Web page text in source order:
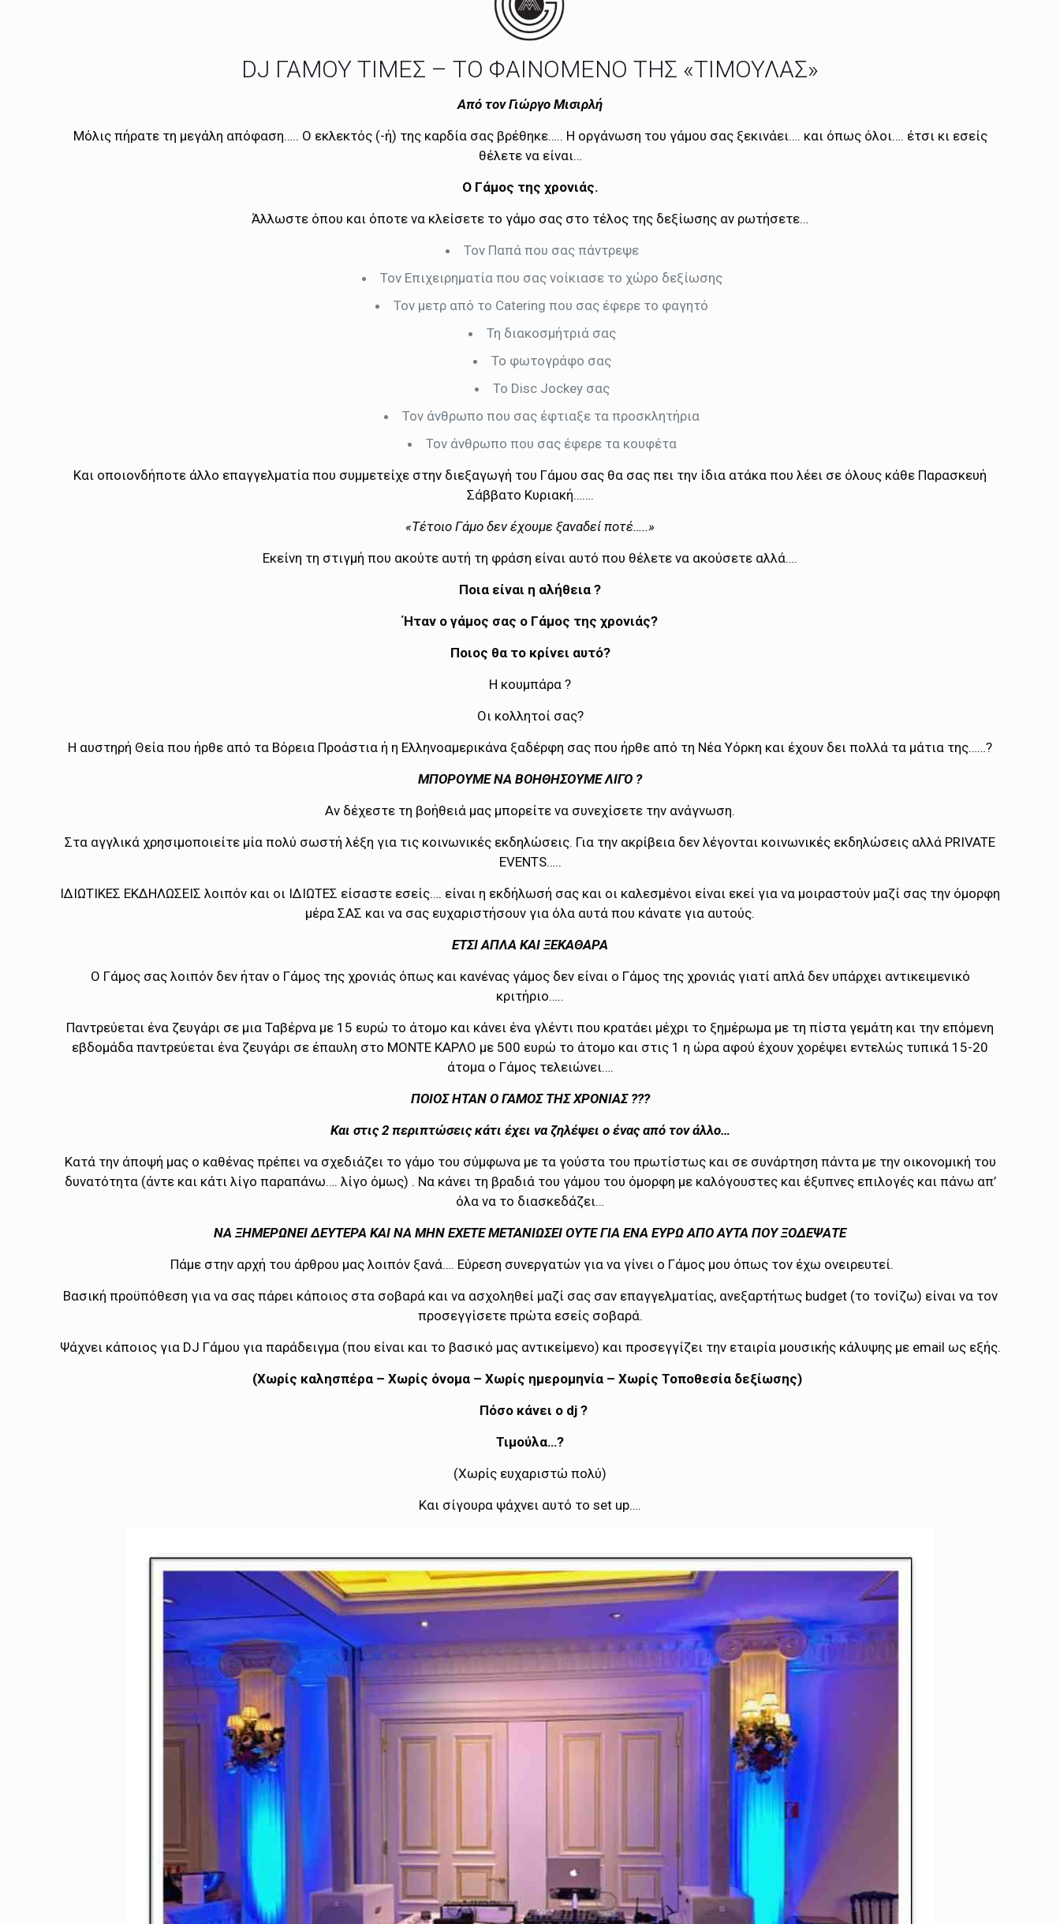
DJ ΓΑΜΟΥ ΤΙΜΕΣ – ΤΟ ΦΑΙΝΟΜΕΝΟ ΤΗΣ «ΤΙΜΟΥΛΑΣ»
Από τον Γιώργο Μισιρλή
Μόλις πήρατε τη μεγάλη απόφαση….. Ο εκλεκτός (-ή) της καρδία σας βρέθηκε….. Η οργάνωση του γάμου σας ξεκινάει…. και όπως όλοι…. έτσι κι εσείς
θέλετε να είναι…
Ο Γάμος της χρονιάς.
Άλλωστε όπου και όποτε να κλείσετε το γάμο σας στο τέλος της δεξίωσης αν ρωτήσετε…
Τον Παπά που σας πάντρεψε
Τον Επιχειρηματία που σας νοίκιασε το χώρο δεξίωσης
Τον μετρ από το Catering που σας έφερε το φαγητό
Τη διακοσμήτριά σας
Το φωτογράφο σας
Το Disc Jockey σας
Τον άνθρωπο που σας έφτιαξε τα προσκλητήρια
Τον άνθρωπο που σας έφερε τα κουφέτα
Και οποιονδήποτε άλλο επαγγελματία που συμμετείχε στην διεξαγωγή του Γάμου σας θα σας πει την ίδια ατάκα που λέει σε όλους κάθε Παρασκευή
Σάββατο Κυριακή…….
«Τέτοιο Γάμο δεν έχουμε ξαναδεί ποτέ…..»
Εκείνη τη στιγμή που ακούτε αυτή τη φράση είναι αυτό που θέλετε να ακούσετε αλλά….
Ποια είναι η αλήθεια ?
Ήταν ο γάμος σας ο Γάμος της χρονιάς?
Ποιος θα το κρίνει αυτό?
Η κουμπάρα ?
Οι κολλητοί σας?
Η αυστηρή Θεία που ήρθε από τα Βόρεια Προάστια ή η Ελληνοαμερικάνα ξαδέρφη σας που ήρθε από τη Νέα Υόρκη και έχουν δει πολλά τα μάτια της……?
ΜΠΟΡΟΥΜΕ ΝΑ ΒΟΗΘΗΣΟΥΜΕ ΛΙΓΟ ?
Αν δέχεστε τη βοήθειά μας μπορείτε να συνεχίσετε την ανάγνωση.
Στα αγγλικά χρησιμοποιείτε μία πολύ σωστή λέξη για τις κοινωνικές εκδηλώσεις. Για την ακρίβεια δεν λέγονται κοινωνικές εκδηλώσεις αλλά PRIVATE
EVENTS…..
ΙΔΙΩΤΙΚΕΣ ΕΚΔΗΛΩΣΕΙΣ λοιπόν και οι ΙΔΙΩΤΕΣ είσαστε εσείς…. είναι η εκδήλωσή σας και οι καλεσμένοι είναι εκεί για να μοιραστούν μαζί σας την όμορφη
μέρα ΣΑΣ και να σας ευχαριστήσουν για όλα αυτά που κάνατε για αυτούς.
ΕΤΣΙ ΑΠΛΑ ΚΑΙ ΞΕΚΑΘΑΡΑ
Ο Γάμος σας λοιπόν δεν ήταν ο Γάμος της χρονιάς όπως και κανένας γάμος δεν είναι ο Γάμος της χρονιάς γιατί απλά δεν υπάρχει αντικειμενικό
κριτήριο…..
Παντρεύεται ένα ζευγάρι σε μια Ταβέρνα με 15 ευρώ το άτομο και κάνει ένα γλέντι που κρατάει μέχρι το ξημέρωμα με τη πίστα γεμάτη και την επόμενη
εβδομάδα παντρεύεται ένα ζευγάρι σε έπαυλη στο ΜΟΝΤΕ ΚΑΡΛΟ με 500 ευρώ το άτομο και στις 1 η ώρα αφού έχουν χορέψει εντελώς τυπικά 15-20
άτομα ο Γάμος τελειώνει….
ΠΟΙΟΣ ΗΤΑΝ Ο ΓΑΜΟΣ ΤΗΣ ΧΡΟΝΙΑΣ ???
Και στις 2 περιπτώσεις κάτι έχει να ζηλέψει ο ένας από τον άλλο…
Κατά την άποψή μας ο καθένας πρέπει να σχεδιάζει το γάμο του σύμφωνα με τα γούστα του πρωτίστως και σε συνάρτηση πάντα με την οικονομική του
δυνατότητα (άντε και κάτι λίγο παραπάνω…. λίγο όμως) . Να κάνει τη βραδιά του γάμου του όμορφη με καλόγουστες και έξυπνες επιλογές και πάνω απ’
όλα να το διασκεδάζει…
ΝΑ ΞΗΜΕΡΩΝΕΙ ΔΕΥΤΕΡΑ ΚΑΙ ΝΑ ΜΗΝ ΕΧΕΤΕ ΜΕΤΑΝΙΩΣΕΙ ΟΥΤΕ ΓΙΑ ΕΝΑ ΕΥΡΩ ΑΠΟ ΑΥΤΑ ΠΟΥ ΞΟΔΕΨΑΤΕ
Πάμε στην αρχή του άρθρου μας λοιπόν ξανά…. Εύρεση συνεργατών για να γίνει ο Γάμος μου όπως τον έχω ονειρευτεί.
Βασική προϋπόθεση για να σας πάρει κάποιος στα σοβαρά και να ασχοληθεί μαζί σας σαν επαγγελματίας, ανεξαρτήτως budget (το τονίζω) είναι να τον
προσεγγίσετε πρώτα εσείς σοβαρά.
Ψάχνει κάποιος για DJ Γάμου για παράδειγμα (που είναι και το βασικό μας αντικείμενο) και προσεγγίζει την εταιρία μουσικής κάλυψης με email ως εξής.
(Χωρίς καλησπέρα – Χωρίς όνομα – Χωρίς ημερομηνία – Χωρίς Τοποθεσία δεξίωσης)
Πόσο κάνει ο dj ?
Τιμούλα…?
(Χωρίς ευχαριστώ πολύ)
Και σίγουρα ψάχνει αυτό το set up….